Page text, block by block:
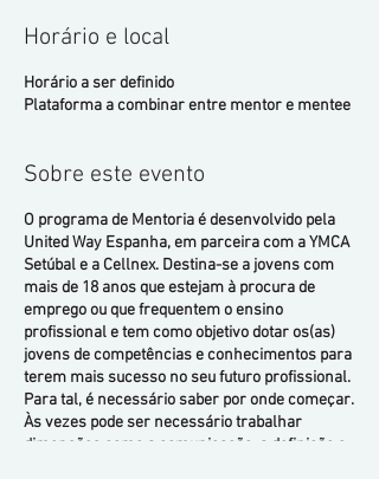
Horário e local
Horário a ser definido
Plataforma a combinar entre mentor e mentee
Sobre este evento
O programa de Mentoria é desenvolvido pela
United Way Espanha, em parceira com a YMCA
Setúbal e a Cellnex. Destina-se a jovens com
mais de 18 anos que estejam à procura de
emprego ou que frequentem o ensino
profissional e tem como objetivo dotar os(as)
jovens de competências e conhecimentos para
terem mais sucesso no seu futuro profissional.
Para tal, é necessário saber por onde começar.
Às vezes pode ser necessário trabalhar
dimensões como a comunicação, a definição e